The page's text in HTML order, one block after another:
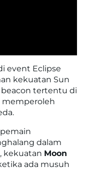
event Eclipse
kekuatan Sun
tertentu di
memperoleh
dalam
kekuatan Moon
ada musuh